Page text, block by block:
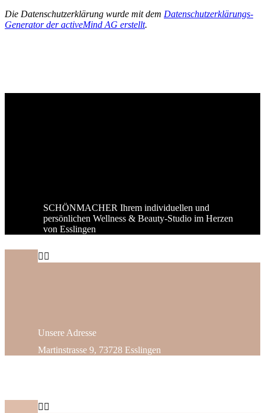
Die Datenschutzerklärung wurde mit dem Datenschutzerklärungs-
Generator der activeMind AG erstellt.
SCHÖNMACHER Ihrem individuellen und
persönlichen Wellness & Beauty-Studio im Herzen
von Esslingen
 
UnsereAdresse
Martinstrasse 9, 73728 Esslingen
 